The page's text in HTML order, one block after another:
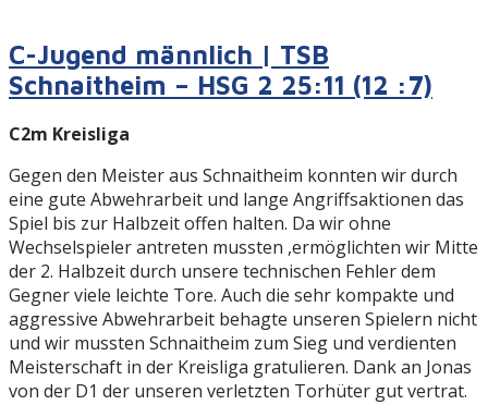
C-Jugend männlich | TSB
Schnaitheim – HSG 2 25:11 (12 :7)
C2m Kreisliga
Gegen den Meister aus Schnaitheim konnten wir durch
eine gute Abwehrarbeit und lange Angriffsaktionen das
Spiel bis zur Halbzeit offen halten. Da wir ohne
Wechselspieler antreten mussten ,ermöglichten wir Mitte
der 2. Halbzeit durch unsere technischen Fehler dem
Gegner viele leichte Tore. Auch die sehr kompakte und
aggressive Abwehrarbeit behagte unseren Spielern nicht
und wir mussten Schnaitheim zum Sieg und verdienten
Meisterschaft in der Kreisliga gratulieren. Dank an Jonas
von der D1 der unseren verletzten Torhüter gut vertrat.